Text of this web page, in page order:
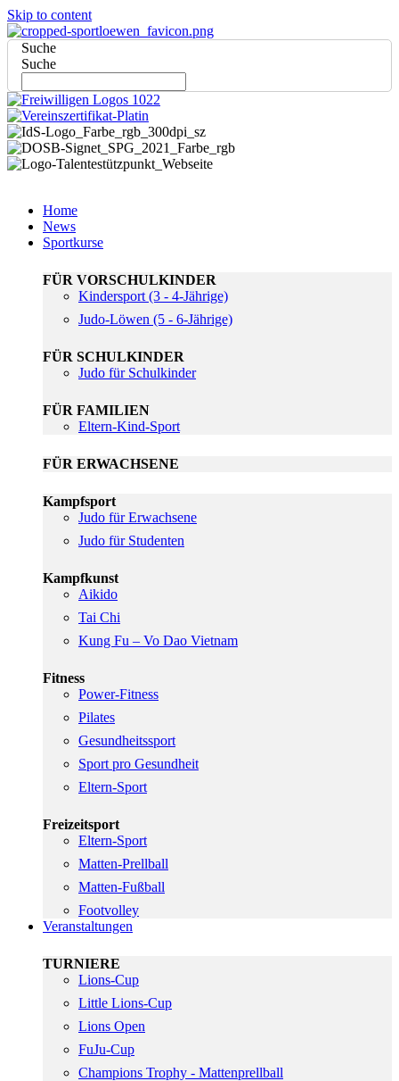
Skip to content
Suche
Suche
Home
News
Sportkurse
FÜR VORSCHULKINDER
Kindersport (3 - 4-Jährige)
Judo-Löwen (5 - 6-Jährige)
FÜR SCHULKINDER
Judo für Schulkinder
FÜR FAMILIEN
Eltern-Kind-Sport
FÜR ERWACHSENE
Kampfsport
Judo für Erwachsene
Judo für Studenten
Kampfkunst
Aikido
Tai Chi
Kung Fu – Vo Dao Vietnam
Fitness
Power-Fitness
Pilates
Gesundheitssport
Sport pro Gesundheit
Eltern-Sport
Freizeitsport
Eltern-Sport
Matten-Prellball
Matten-Fußball
Footvolley
Veranstaltungen
TURNIERE
Lions-Cup
Little Lions-Cup
Lions Open
FuJu-Cup
Champions Trophy - Mattenprellball